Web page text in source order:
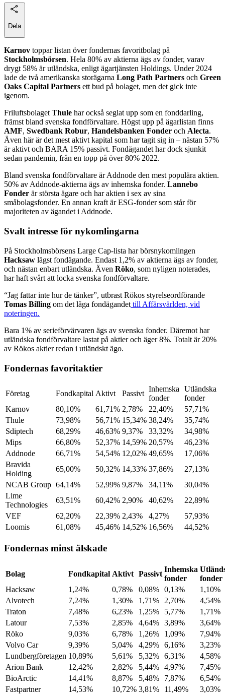
Dela
Karnov toppar listan över fondernas favoritbolag på
Stockholmsbörsen. Hela 80% av aktierna ägs av fonder, varav
drygt 58% är utländska, enligt ägartjänsten Holdings. Under 2024
lade de två amerikanska storägarna Long Path Partners och Green
Oaks Capital Partners ett bud på bolaget, men det gick inte
igenom.
FriluftsbolagetThule har också seglat upp som en fond­darling,
främst bland svenska fondförvaltare. Högst upp på ägarlistan finns
AMF, Swedbank Robur, Handelsbanken Fonder och Alecta.
Även här är det mest aktivt kapital som har tagit sig in – nästan 57%
är aktivt och BARA 15% passivt. Fondägandet har dock sjunkit
sedan pandemin, från en topp på över 80% 2022.
Bland svenska fondförvaltare är Addnode den mest populära aktien.
50% av Addnode-aktierna ägs av inhemska fonder. Lannebo
Fonder är största ägare och har aktien i sex av sina
småbolagsfonder. En annan kraft är ESG-fonder som står för
majoriteten av ägandet i Addnode.
Svalt intresse för nykomlingarna
På Stockholmsbörsens Large Cap-lista har börsnykomlingen
Hacksaw lägst fondägande. Endast 1,2% av aktierna ägs av fonder,
och nästan enbart utländska. Även Röko, som nyligen noterades,
har haft svårt att locka svenska fondförvaltare.
“Jag fattar inte hur de tänker”, utbrast Rökos styrelseordförande
Tomas Billing om det låga fondägandet till Affärsvärlden, vid
noteringen.
Bara 1% av serieförvärvaren ägs av svenska fonder. Däremot har
utländska fondförvaltare lastat på aktier och äger 8%. Totalt är 20%
av Rökos aktier redan i utländskt ägo.
Fondernas favoritaktier
Företag Fondkapital Aktivt Passivt
Inhemska
fonder
Utländska
fonder
Karnov
80,10% 61,71% 2,78% 22,40%
57,71%
Thule
73,98% 56,71% 15,34% 38,24%
35,74%
Sdiptech
68,29% 46,63% 9,37% 33,32%
34,98%
Mips
66,80% 52,37% 14,59% 20,57%
46,23%
Addnode
66,71% 54,54% 12,02% 49,65%
17,06%
Bravida
Holding
65,00% 50,32% 14,33% 37,86%
27,13%
NCAB Group 64,14% 52,99% 9,87% 34,11%
30,04%
Lime
Technologies
63,51% 60,42% 2,90% 40,62%
22,89%
VEF
62,20% 22,39% 2,43% 4,27%
57,93%
Loomis
61,08% 45,46% 14,52% 16,56% 44,52%
Fondernas minst älskade
Bolag Fondkapital Aktivt Passivt
Inhemska
fonder
fonder
Hacksaw
1,24% 0,78% 0,08% 0,13%
1,10%
Alvotech
7,24% 1,30% 1,71% 2,70%
4,54%
Traton
7,48% 6,23% 1,25% 5,77%
1,71%
Latour
7,53% 2,85% 4,64% 3,89%
3,64%
Röko
9,03% 6,78% 1,26% 1,09%
7,94%
Volvo Car
9,39% 5,04% 4,29% 6,16%
3,23%
Lundbergföretagen 10,89% 5,61% 5,32% 6,31%
4,58%
Arion Bank
12,42% 2,82% 5,44% 4,97%
7,45%
BioArctic
14,41% 8,87% 5,48% 7,87%
6,54%
Fastpartner
14,53% 10,72% 3,81% 11,49% 3,03%